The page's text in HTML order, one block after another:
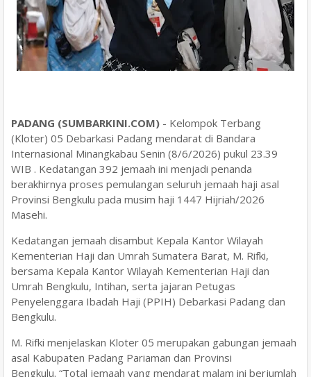
PADANG (SUMBARKINI.COM) - Kelompok Terbang
(Kloter) 05 Debarkasi Padang mendarat di Bandara
Internasional Minangkabau Senin (8/6/2026) pukul 23.39
WIB . Kedatangan 392 jemaah ini menjadi penanda
berakhirnya proses pemulangan seluruh jemaah haji asal
Provinsi Bengkulu pada musim haji 1447 Hijriah/2026
Masehi.
Kedatangan jemaah disambut Kepala Kantor Wilayah
Kementerian Haji dan Umrah Sumatera Barat, M. Rifki,
bersama Kepala Kantor Wilayah Kementerian Haji dan
Umrah Bengkulu, Intihan, serta jajaran Petugas
Penyelenggara Ibadah Haji (PPIH) Debarkasi Padang dan
Bengkulu.
M. Rifki menjelaskan Kloter 05 merupakan gabungan jemaah
asal Kabupaten Padang Pariaman dan Provinsi
Bengkulu. “Total jemaah yang mendarat malam ini berjumlah